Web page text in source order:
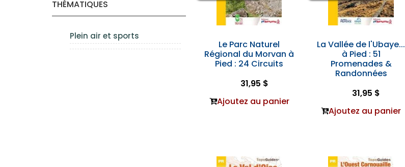
THÉMATIQUES
Plein air et sports
Le Parc Naturel
Régional du Morvan à
Pied : 24 Circuits
31,95 $
Ajoutez au panier
La Vallée de l'Ubaye...
à Pied : 51
Promenades &
Randonnées
31,95 $
Ajoutez au panier